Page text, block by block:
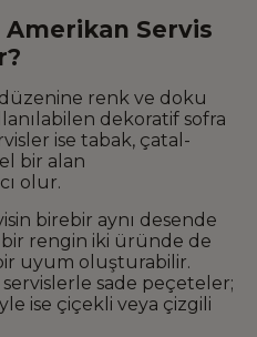
Amerikan Servis
renk ve doku
dekoratif sofra
ise tabak, çatal-
bir alan
olur.
birebir aynı desende
rengin iki üründe de
uyum oluşturabilir.
sade peçeteler;
ise çiçekli veya çizgili